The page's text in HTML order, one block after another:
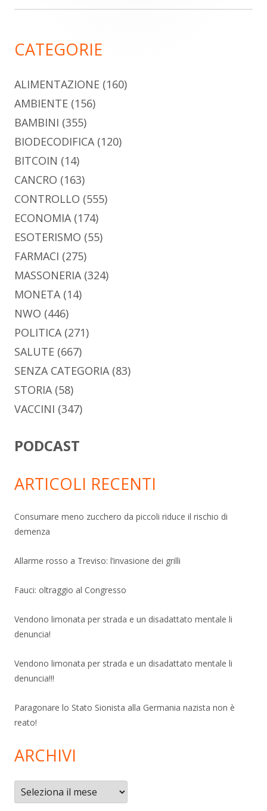
laterale
CATEGORIE
ALIMENTAZIONE (160)
AMBIENTE (156)
BAMBINI (355)
BIODECODIFICA(120)
BITCOIN (14)
CANCRO (163)
CONTROLLO (555)
ECONOMIA(174)
ESOTERISMO (55)
FARMACI (275)
MASSONERIA(324)
MONETA(14)
NWO (446)
POLITICA(271)
SALUTE (667)
SENZA CATEGORIA(83)
STORIA(58)
VACCINI (347)
PODCAST
ARTICOLI RECENTI
Consumare meno zucchero da piccoli riduce il rischio di
demenza
Allarme rosso a Treviso: l’invasione dei grilli
Fauci: oltraggio al Congresso
Vendono limonata per strada e un disadattato mentale li
denuncia!
Vendono limonata per strada e un disadattato mentale li
denuncia!!!
Paragonare lo Stato Sionista alla Germania nazista non è
reato!
ARCHIVI
Archivi